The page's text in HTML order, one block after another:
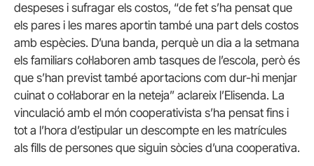
despeses i sufragar els costos, “de fet s’ha pensat que
els pares i les mares aportin també una part dels costos
amb espècies. D’una banda, perquè un dia a la setmana
els familiars col·laboren amb tasques de l’escola, però és
que s’han previst també aportacions com dur-hi menjar
cuinat o col·laborar en la neteja” aclareix l’Elisenda. La
vinculació amb el món cooperativista s’ha pensat fins i
tot a l’hora d’estipular un descompte en les matrícules
als fills de persones que siguin sòcies d’una cooperativa.